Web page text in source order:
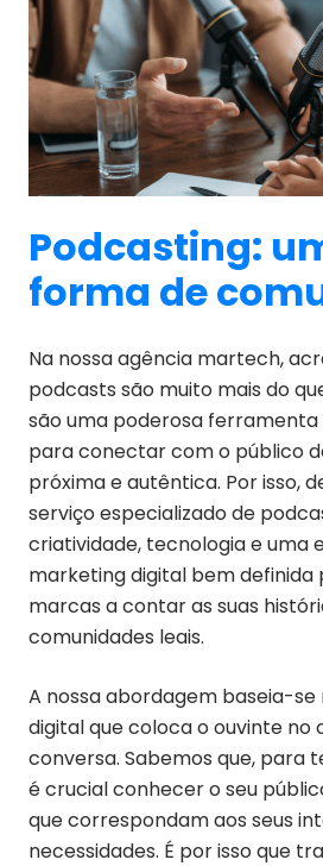
Podcasting:
forma de
Na nossa agência martech,
podcasts são muito mais do
são uma poderosa
para conectar com o público
próxima e autêntica. Por isso,
serviço especializado de
criatividade, tecnologia e uma
marketing digital bem definida
marcas a contar as suas
comunidades leais.
A nossa abordagem baseia-
digital que coloca o ouvinte no
conversa. Sabemos que, para
é crucial conhecer o seu
que correspondam aos seus
necessidades. É por isso que